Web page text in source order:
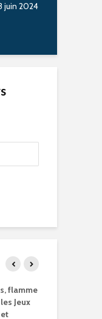
juin 2024
flamme
Jeux